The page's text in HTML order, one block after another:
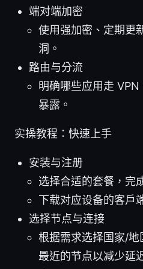
端对端加密
使用强加密、定期更
洞。
路由与分流
明确哪些应用走
暴露。
实操教程：快速上手
安装与注册
选择合适的套餐，完
下载对应设备的客户
选择节点与连接
根据需求选择国家/
最近的节点以减少延